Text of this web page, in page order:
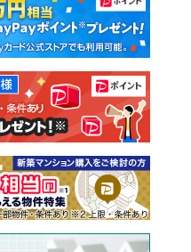
中古一戸建て
土地